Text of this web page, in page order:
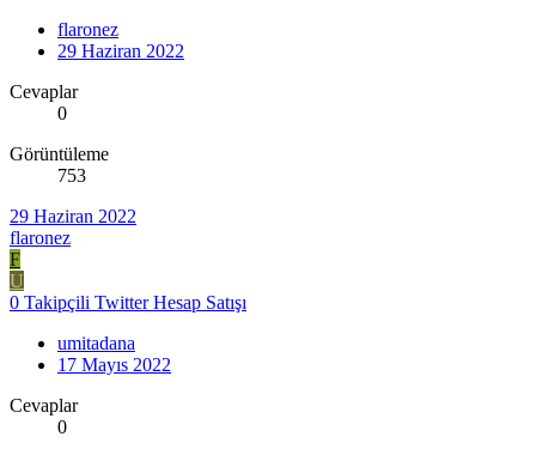
flaronez
29 Haziran 2022
Cevaplar
0
Görüntüleme
753
29 Haziran 2022
flaronez
F
U
0 Takipçili Twitter Hesap Satışı
umitadana
17 Mayıs 2022
Cevaplar
0